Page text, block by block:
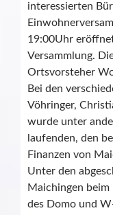
interessierten
19:00Uhr
Versammlung.
Ortsvorsteher
Bei den
Vöhringer,
wurde unter
laufenden, den
Finanzen von
Unter den
Maichingen
des Domo und